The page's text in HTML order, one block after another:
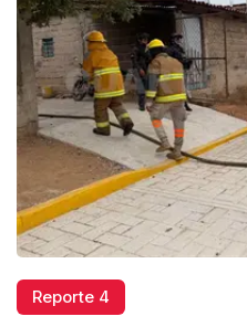
Reporte 4